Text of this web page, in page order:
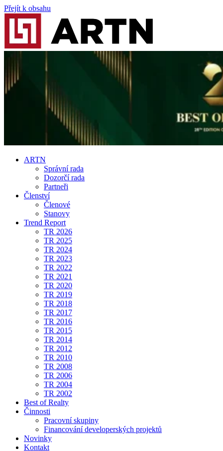
Přejít k obsahu
ARTN
Správní rada
Dozorčí rada
Partneři
Členství
Členové
Stanovy
Trend Report
TR 2026
TR 2025
TR 2024
TR 2023
TR 2022
TR 2021
TR 2020
TR 2019
TR 2018
TR 2017
TR 2016
TR 2015
TR 2014
TR 2012
TR 2010
TR 2008
TR 2006
TR 2004
TR 2002
Best of Realty
Činnosti
Pracovní skupiny
Financování developerských projektů
Novinky
Kontakt